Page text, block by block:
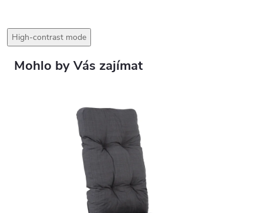
High-contrast mode